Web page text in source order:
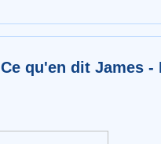
Ce qu'en dit James -